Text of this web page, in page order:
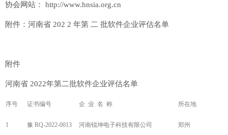
协会网站： http://www.hnsia.org.cn
附件：河南省 202 2 年第 二 批软件企业评估名单
附件
河南省 2022年第二批软件企业评估名单
序号 证书编号 企 业 名 称 所在地
1 豫 RQ-2022-0013 河南锐坤电子科技有限公司 郑州